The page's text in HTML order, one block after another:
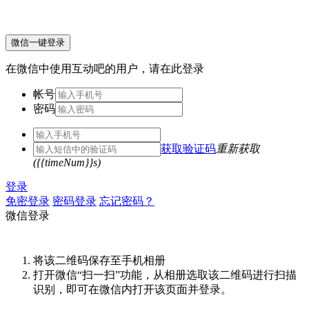
微信一键登录
在微信中使用互动吧的用户，请在此登录
帐号
密码
获取验证码重新获取
({{timeNum}}s)
登录
免密登录 密码登录 忘记密码？
微信登录
将该二维码保存至手机相册
打开微信“扫一扫”功能，从相册选取该二维码进行扫描
识别，即可在微信内打开该页面并登录。